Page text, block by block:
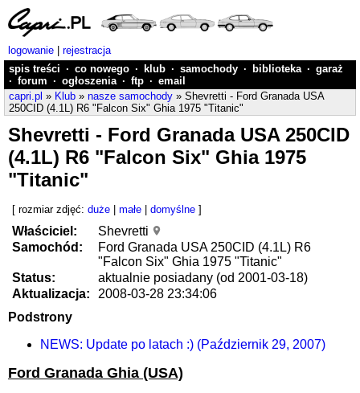
logowanie
rejestracja
spis treści · co nowego · klub · samochody · biblioteka · garaż
· forum · ogłoszenia · ftp · email
capri.pl » Klub » nasze samochody » Shevretti - Ford Granada USA
250CID (4.1L) R6 "Falcon Six" Ghia 1975 "Titanic"
Shevretti - Ford Granada USA 250CID
(4.1L) R6 "Falcon Six" Ghia 1975
"Titanic"
[ rozmiar zdjęć: duże małe domyślne ]
Właściciel:
Shevretti
Samochód:
Ford Granada USA 250CID (4.1L) R6
"Falcon Six" Ghia 1975 "Titanic"
Status:
aktualnie posiadany (od 2001-03-18)
Aktualizacja:
2008-03-28 23:34:06
Podstrony
NEWS: Update po latach :) (Październik 29, 2007)
Ford Granada Ghia (USA)